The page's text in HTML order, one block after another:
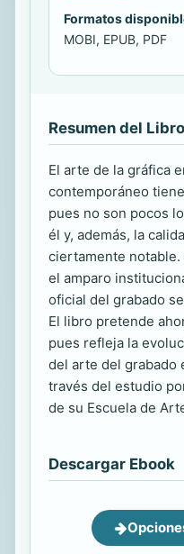
Formatos
MOBI, EPUB, PDF
Resumen del Libro
El arte de la gráfica
contemporáneo
pues no son pocos
él y, además, la
ciertamente notable.
el amparo
oficial del grabado
El libro pretende
pues refleja la
del arte del grabado
través del estudio
de su Escuela de
Descargar Ebook